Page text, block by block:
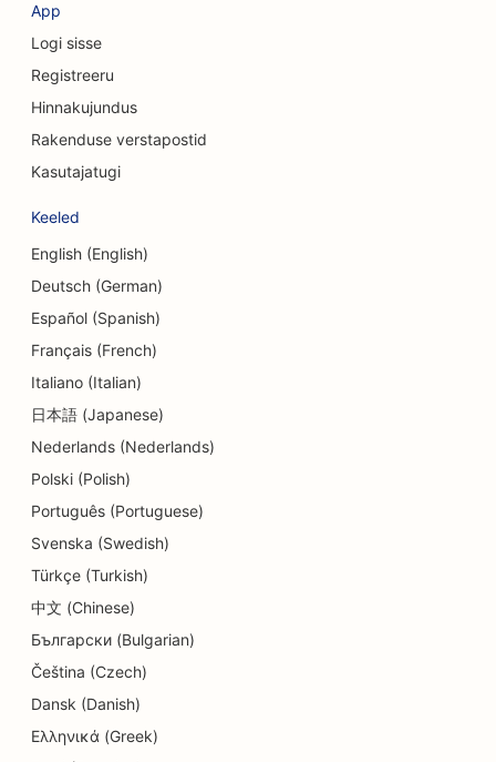
SEO valuutavahetusteenuste jaoks
SEO krediidiühistutele
SEO koogipoodidele
SEO tantsustuudiote jaoks
SEO võlanõustamise teenuste jaoks
SEO hambaravikliinikutele
SEO söögikohtadele
SEO dermabrasiooniteenuste jaoks
SEO detailide kauplustele
SEO Donut kauplustele
SEO keemilise puhastuse jaoks
SEO elektrikele
SEO elektroonikakauplustele
App
Logi sisse
Registreeru
Hinnakujundus
Rakenduse verstapostid
Kasutajatugi
Keeled
English (English)
Deutsch (German)
Español (Spanish)
Français (French)
Italiano (Italian)
日本語 (Japanese)
Nederlands (Nederlands)
Polski (Polish)
Português (Portuguese)
Svenska (Swedish)
Türkçe (Turkish)
中文 (Chinese)
Български (Bulgarian)
Čeština (Czech)
Dansk (Danish)
Ελληνικά (Greek)